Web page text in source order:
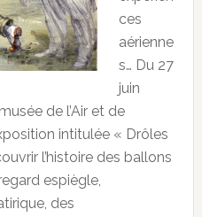
ces
aérienne
s… Du 27
juin
de l’Air et de
intitulée « Drôles
l’histoire des ballons
espiègle,
des